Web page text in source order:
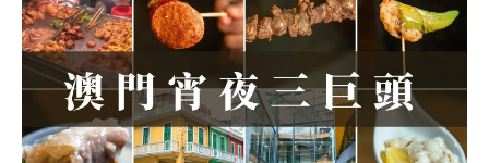
夜
澳
卡